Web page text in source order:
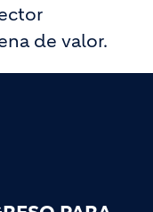
de valor.